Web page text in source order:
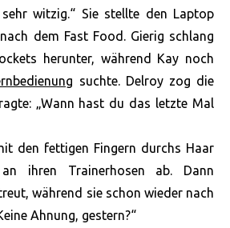
sehr witzig.“ Sie stellte den Laptop
dem Fast Food. Gierig schlang
herunter, während Kay noch
suchte. Delroy zog die
„Wann hast du das letzte Mal
den fettigen Fingern durchs Haar
ihren Trainerhosen ab. Dann
während sie schon wieder nach
Ahnung, gestern?“